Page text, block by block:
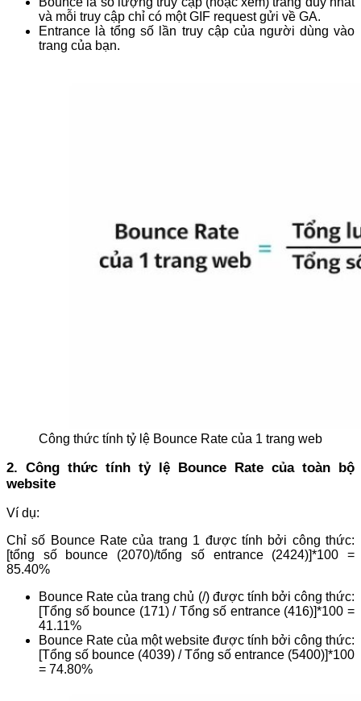
và mỗi truy cập chỉ có một GIF request gửi về GA.
Entrance là tổng số lần truy cập của người dùng vào
trang của bạn.
Công thức tính tỷ lệ Bounce Rate của 1 trang web
2. Công thức tính tỷ lệ Bounce Rate của toàn bộ
website
Ví dụ:
Chỉ số Bounce Rate của trang 1 được tính bởi công thức:
[tổng số bounce (2070)/tổng số entrance (2424)]*100 =
85.40%
Bounce Rate của trang chủ (/) được tính bởi công thức:
[Tổng số bounce (171) / Tổng số entrance (416)]*100 =
41.11%
Bounce Rate của một website được tính bởi công thức:
[Tổng số bounce (4039) / Tổng số entrance (5400)]*100
= 74.80%